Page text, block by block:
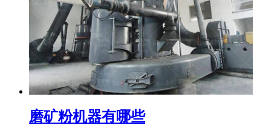
磨矿粉机器有哪些